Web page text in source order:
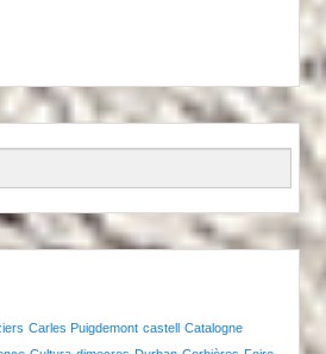
Carles Puigdemont castell Catalogne